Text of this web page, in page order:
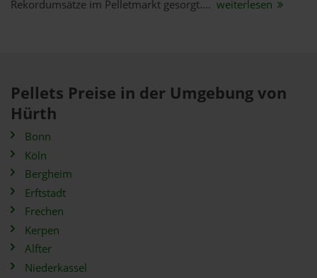
Rekordumsätze im Pelletmarkt gesorgt.... weiterlesen
Pellets Preise in der Umgebung von
Hürth
Bonn
Köln
Bergheim
Erftstadt
Frechen
Kerpen
Alfter
Niederkassel